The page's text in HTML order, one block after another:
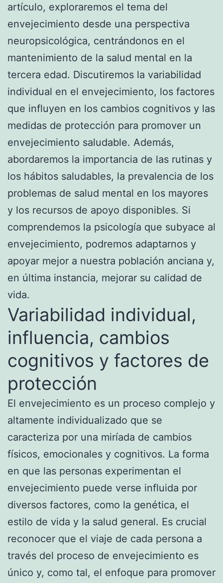
artículo, exploraremos el tema del
envejecimiento desde una perspectiva
neuropsicológica, centrándonos en el
mantenimiento de la salud mental en la
tercera edad. Discutiremos la variabilidad
individual en el envejecimiento, los factores
que influyen en los cambios cognitivos y las
medidas de protección para promover un
envejecimiento saludable. Además,
abordaremos la importancia de las rutinas y
los hábitos saludables, la prevalencia de los
problemas de salud mental en los mayores
y los recursos de apoyo disponibles. Si
comprendemos la psicología que subyace al
envejecimiento, podremos adaptarnos y
apoyar mejor a nuestra población anciana y,
en última instancia, mejorar su calidad de
vida.
Variabilidad individual,
influencia, cambios
cognitivos y factores de
protección
El envejecimiento es un proceso complejo y
altamente individualizado que se
caracteriza por una miríada de cambios
físicos, emocionales y cognitivos. La forma
en que las personas experimentan el
envejecimiento puede verse influida por
diversos factores, como la genética, el
estilo de vida y la salud general. Es crucial
reconocer que el viaje de cada persona a
través del proceso de envejecimiento es
único y, como tal, el enfoque para promover